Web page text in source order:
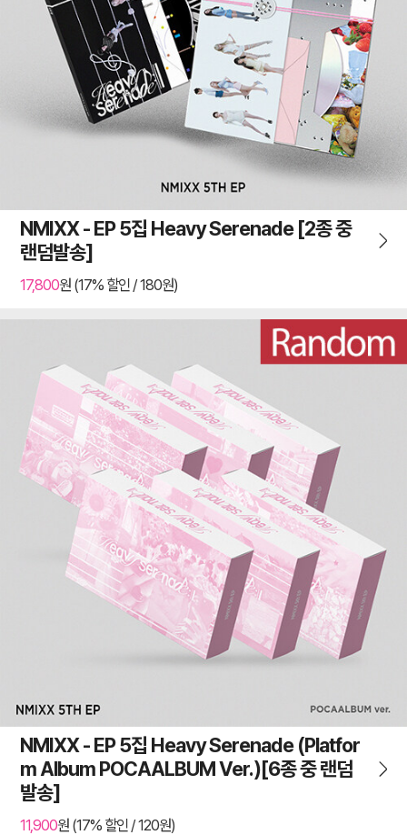
NMIXX - EP 5집 Heavy Serenade [2종 중
랜덤발송]
17,800원 (17% 할인 / 180원)
NMIXX - EP 5집 Heavy Serenade (Platfor
m Album POCAALBUM Ver.)[6종 중 랜덤
발송]
11,900원 (17% 할인 / 120원)